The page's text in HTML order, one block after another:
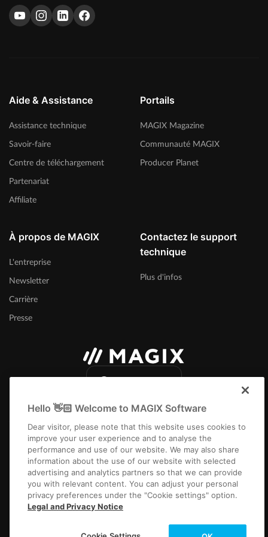
Aide & Assistance
Assistance technique
Savoir-faire
Centre de téléchargement
Partenariat
Affiliate
Portails
MAGIX Magazine
Communauté MAGIX
Producer Planet
À propos de MAGIX
L'entreprise
Newsletter
Carrière
Presse
Contactez le support
technique
Plus d'infos
Infos légalesCGVConditions du jeu-concoursProtection des données
Paramètres de cookiesEULAPaiement / Livraison Rétracter un contrat
Copyright © 2003-2026 MAGIX. The mentioned product names may be
registered trademarks of their respective owners.
Hello 👋🏻 Welcome to MAGIX Software
Dear visitor, please note that this website uses cookies to
improve your user experience and to analyse the
performance and use of our website. We may also share
information about the use of our website with selected
advertising and analytics partners so that we can provide
you with relevant content. You can adjust your personal
privacy preferences under the "Cookie settings" option.
Legal and Privacy Notice